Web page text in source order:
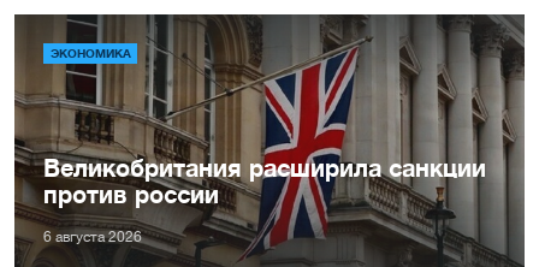
ЭКОНОМИКА
Великобритания расширила санкции
против россии
6 августа 2026